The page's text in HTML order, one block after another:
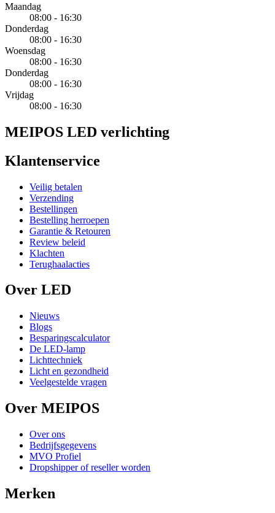
Maandag
08:00 - 16:30
Donderdag
08:00 - 16:30
Woensdag
08:00 - 16:30
Donderdag
08:00 - 16:30
Vrijdag
08:00 - 16:30
MEIPOS LED verlichting
Klantenservice
Veilig betalen
Verzending
Bestellingen
Bestelling herroepen
Garantie & Retouren
Review beleid
Klachten
Terughaalacties
Over LED
Nieuws
Blogs
Besparingscalculator
De LED-lamp
Lichttechniek
Licht en gezondheid
Veelgestelde vragen
Over MEIPOS
Over ons
Bedrijfsgegevens
MVO Profiel
Dropshipper of reseller worden
Merken